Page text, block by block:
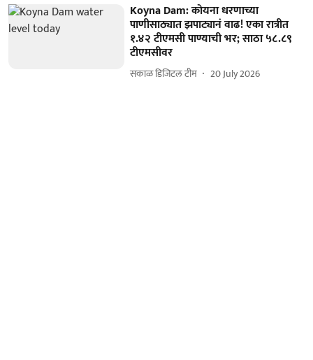
Koyna Dam: कोयना धरणाच्या
पाणीसाठ्यात झपाट्यानं वाढ! एका रात्रीत
१.४२ टीएमसी पाण्याची भर; साठा ५८.८९
टीएमसीवर
सकाळ डिजिटल टीम 20 July 2026